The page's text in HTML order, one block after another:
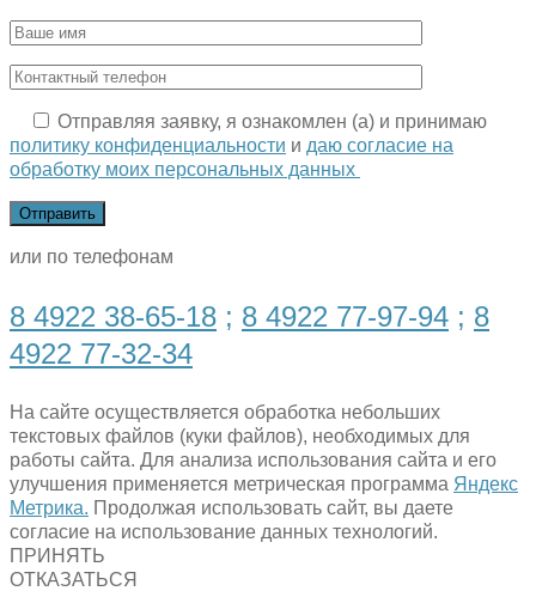
Отправляя заявку, я ознакомлен (а) и принимаю
политику конфиденциальности и даю согласие на
обработку моих персональных данных
или по телефонам
8 4922 38-65-18 ; 8 4922 77-97-94 ; 8
4922 77-32-34
На сайте осуществляется обработка небольших
текстовых файлов (куки файлов), необходимых для
работы сайта. Для анализа использования сайта и его
улучшения применяется метрическая программа Яндекс
Метрика. Продолжая использовать сайт, вы даете
согласие на использование данных технологий.
ПРИНЯТЬ
ОТКАЗАТЬСЯ